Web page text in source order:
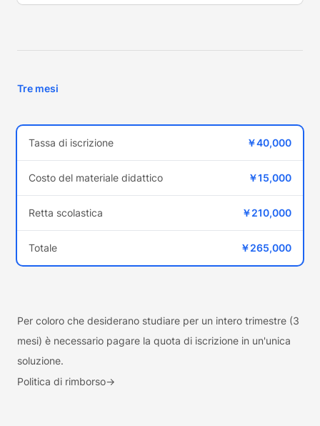
Tre mesi
Tassa di iscrizione ￥40,000
Costo del materiale didattico ￥15,000
Retta scolastica ￥210,000
Totale ￥265,000
Per coloro che desiderano studiare per un intero trimestre (3
mesi) è necessario pagare la quota di iscrizione in un'unica
soluzione.
Politica di rimborso→